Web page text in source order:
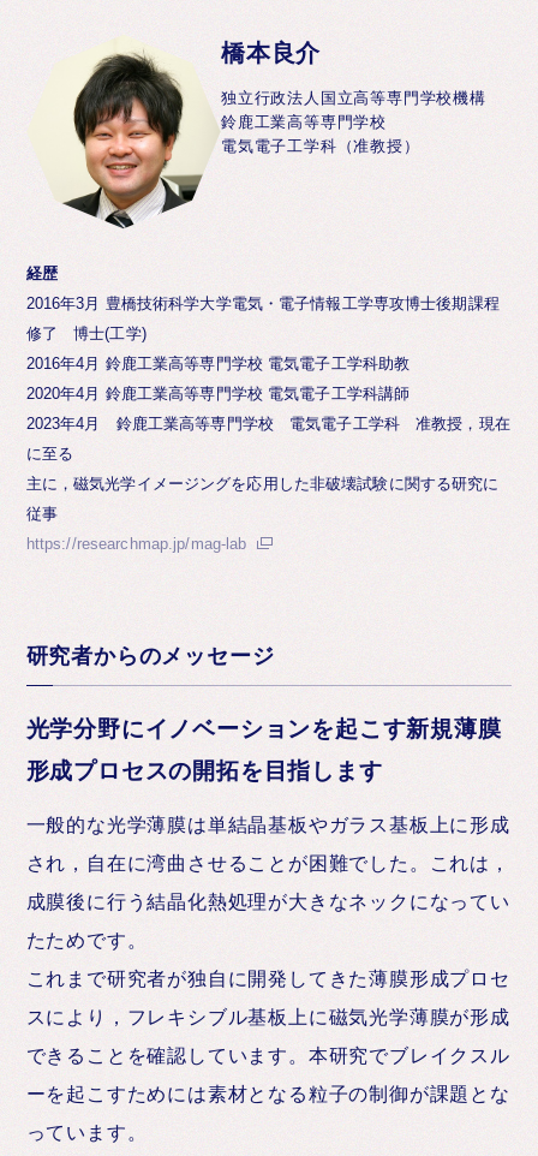
橋本良介
独立行政法人国立高等専門学校機構
鈴鹿工業高等専門学校
電気電子工学科（准教授）
経歴
2016年3月 豊橋技術科学大学電気・電子情報工学専攻博士後期課程
修了 博士(工学)
2016年4月 鈴鹿工業高等専門学校 電気電子工学科助教
2020年4月 鈴鹿工業高等専門学校 電気電子工学科講師
2023年4月 鈴鹿工業高等専門学校 電気電子工学科 准教授，現在
に至る
主に，磁気光学イメージングを応用した非破壊試験に関する研究に
従事
https://researchmap.jp/mag-lab
研究者からのメッセージ
光学分野にイノベーションを起こす新規薄膜
形成プロセスの開拓を目指します
一般的な光学薄膜は単結晶基板やガラス基板上に形成
され，自在に湾曲させることが困難でした。これは，
成膜後に行う結晶化熱処理が大きなネックになってい
たためです。
これまで研究者が独自に開発してきた薄膜形成プロセ
スにより，フレキシブル基板上に磁気光学薄膜が形成
できることを確認しています。本研究でブレイクスル
ーを起こすためには素材となる粒子の制御が課題とな
っています。